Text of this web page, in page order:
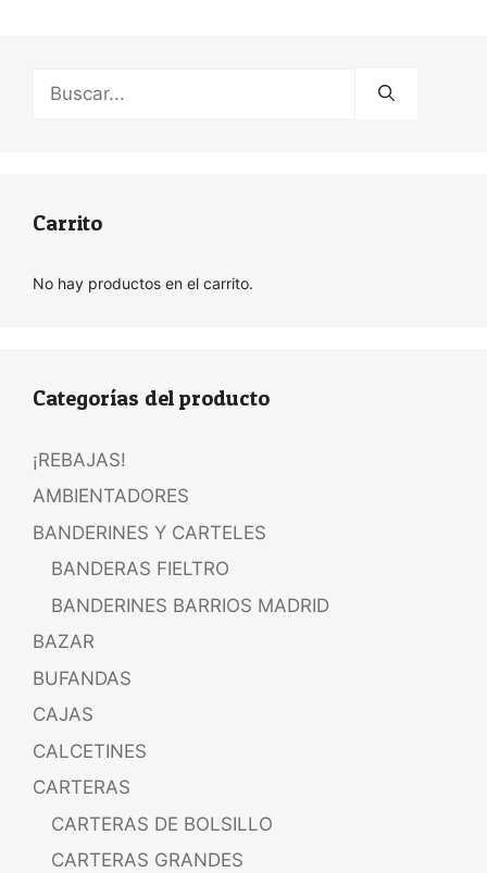
Carrito
No hay productos en el carrito.
Categorías del producto
¡REBAJAS!
AMBIENTADORES
BANDERINES Y CARTELES
BANDERAS FIELTRO
BANDERINES BARRIOS MADRID
BAZAR
BUFANDAS
CAJAS
CALCETINES
CARTERAS
CARTERAS DE BOLSILLO
CARTERAS GRANDES